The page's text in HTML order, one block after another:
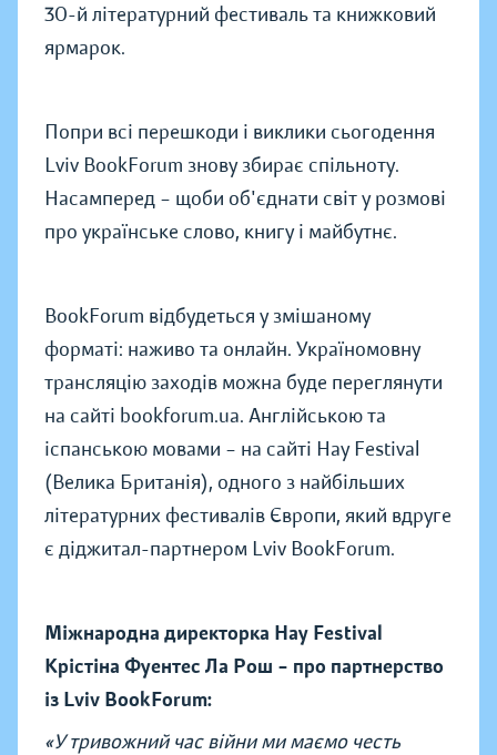
30-й літературний фестиваль та книжковий
ярмарок.
Попри всі перешкоди і виклики сьогодення
Lviv BookForum знову збирає спільноту.
Насамперед – щоби об'єднати світ у розмові
про українське слово, книгу і майбутнє.
BookForum відбудеться у змішаному
форматі: наживо та онлайн. Україномовну
трансляцію заходів можна буде переглянути
на сайті bookforum.ua. Англійською та
іспанською мовами – на сайті Hay Festival
(Велика Британія), одного з найбільших
літературних фестивалів Європи, який вдруге
є діджитал-партнером Lviv BookForum.
Міжнародна директорка Hay Festival
Крістіна Фуентес Ла Рош – про партнерство
із Lviv BookForum:
«У тривожний час війни ми маємо честь